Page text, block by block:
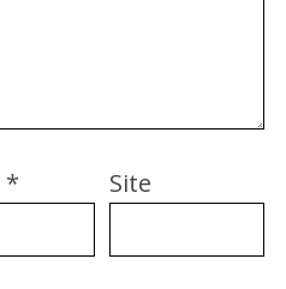
* Site